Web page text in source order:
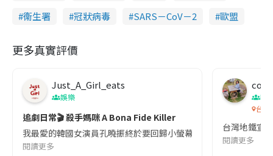
衞生署
冠狀病毒 SARS－CoV－2 歐盟
更多真實評價
Just_A_Girl_eats
娛樂
追劇日常🎬 殺手媽咪 A Bona Fide Killer
我最愛的韓國女演員孔曉振終於要回歸小螢幕啦!這次的劇本改編
閱讀更多
co
吹
台灣
台灣地鐵宣
閱讀更多